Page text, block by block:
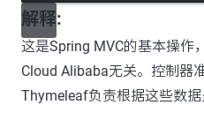
解释:
这是Spring MVC的基本操作
Cloud Alibaba无关。控制器
Thymeleaf负责根据这些数据